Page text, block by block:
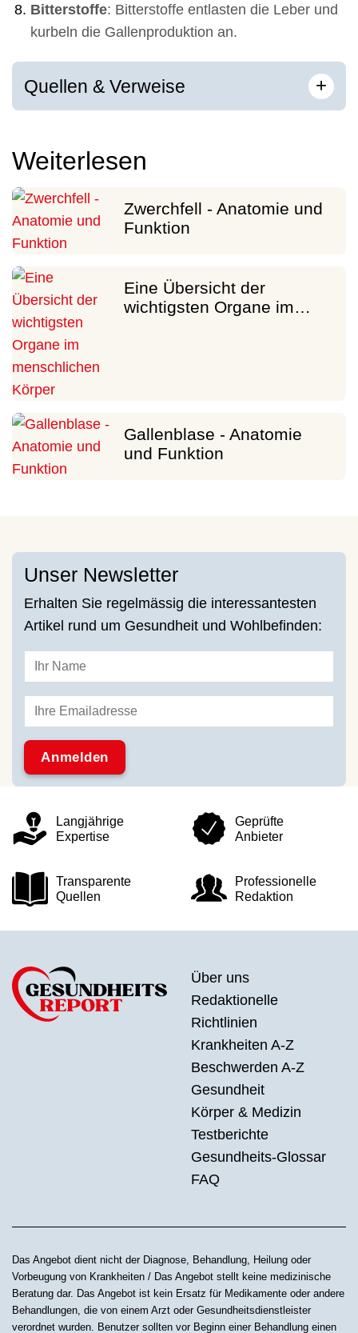
Bitterstoffe: Bitterstoffe entlasten die Leber und
kurbeln die Gallenproduktion an.
Quellen & Verweise +
Weiterlesen
Zwerchfell - Anatomie und
Funktion
Eine Übersicht der
wichtigsten Organe im…
Gallenblase - Anatomie
und Funktion
Unser Newsletter
Erhalten Sie regelmässig die interessantesten
Artikel rund um Gesundheit und Wohlbefinden:
Langjährige
Expertise
Geprüfte
Anbieter
Transparente
Quellen
Professionelle
Redaktion
Über uns
Redaktionelle
Richtlinien
Krankheiten A-Z
Beschwerden A-Z
Gesundheit
Körper & Medizin
Testberichte
Gesundheits-Glossar
FAQ
Das Angebot dient nicht der Diagnose, Behandlung, Heilung oder
Vorbeugung von Krankheiten / Das Angebot stellt keine medizinische
Beratung dar. Das Angebot ist kein Ersatz für Medikamente oder andere
Behandlungen, die von einem Arzt oder Gesundheitsdienstleister
verordnet wurden. Benutzer sollten vor Beginn einer Behandlung einen